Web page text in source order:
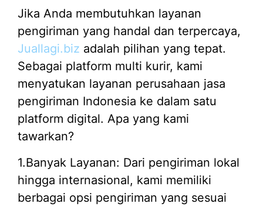
Jika Anda membutuhkan layanan
pengiriman yang handal dan terpercaya,
Juallagi.biz adalah pilihan yang tepat.
Sebagai platform multi kurir, kami
menyatukan layanan perusahaan jasa
pengiriman Indonesia ke dalam satu
platform digital. Apa yang kami
tawarkan?
1.Banyak Layanan: Dari pengiriman lokal
hingga internasional, kami memiliki
berbagai opsi pengiriman yang sesuai